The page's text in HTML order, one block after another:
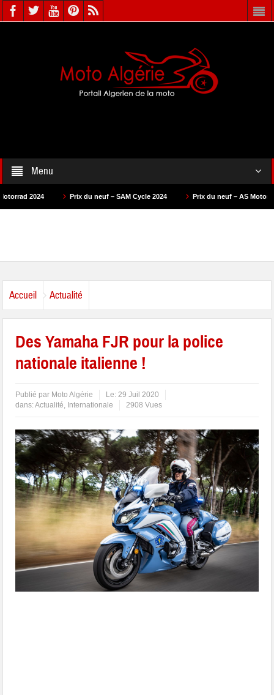
Menu
Prix du neuf – SAM Cycle 2024 Prix du neuf – AS Motors 2024
Accueil Actualité
Des Yamaha FJR pour la police
nationale italienne !
Publié par Moto Algérie Le:29 Juil 2020
dans:Actualité, Internationale 2908 Vues